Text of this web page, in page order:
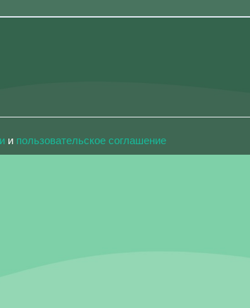
и пользовательское соглашение